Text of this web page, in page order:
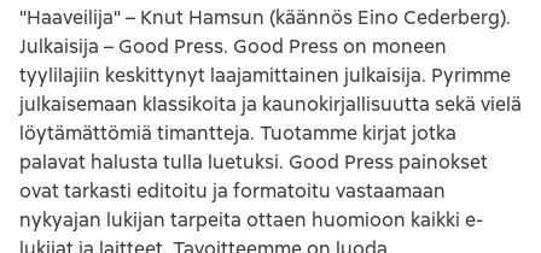
"Haaveilija" – Knut Hamsun (käännös Eino Cederberg).
Julkaisija – Good Press. Good Press on moneen
tyylilajiin keskittynyt laajamittainen julkaisija. Pyrimme
julkaisemaan klassikoita ja kaunokirjallisuutta sekä vielä
löytämättömiä timantteja. Tuotamme kirjat jotka
palavat halusta tulla luetuksi. Good Press painokset
ovat tarkasti editoitu ja formatoitu vastaamaan
nykyajan lukijan tarpeita ottaen huomioon kaikki e-